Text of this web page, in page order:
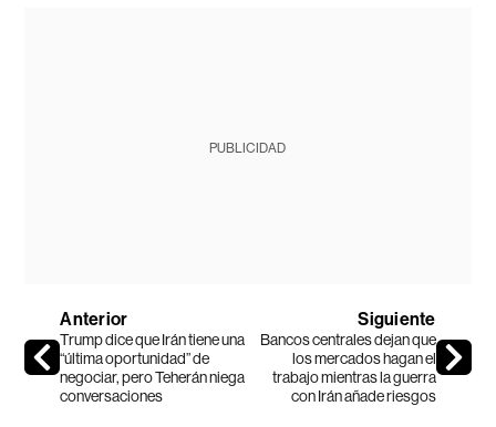
PUBLICIDAD
Anterior
Trump dice que Irán tiene una
“última oportunidad” de
negociar, pero Teherán niega
conversaciones
Siguiente
Bancos centrales dejan que
los mercados hagan el
trabajo mientras la guerra
con Irán añade riesgos